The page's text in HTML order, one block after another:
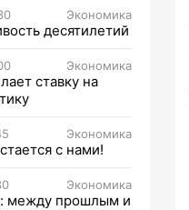
Экономика
десятилетий
Экономика
ставку на
Экономика
с нами!
Экономика
между прошлым и